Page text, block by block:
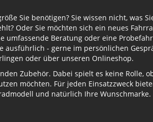
Sie benötigen? Sie wissen nicht, was
Oder Sie möchten sich ein neues
Beratung oder eine
- gerne im persönlichen
oder über unseren Onlineshop.
Zubehör. Dabei spielt es keine Rolle,
möchten. Für jeden Einsatzzweck
und natürlich Ihre Wunschmarke.